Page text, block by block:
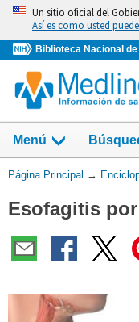
Omita
vaya
al
Contenido
Un sitio oficial del
Así es como usted
Biblioteca Nacional
Menú
Usted
aquí:
Página Principal →
Esofagitis por